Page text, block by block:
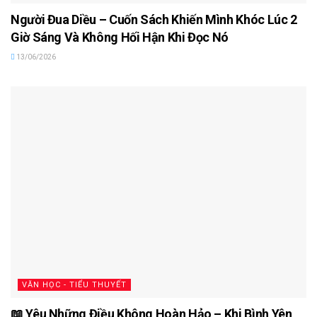
Người Đua Diều – Cuốn Sách Khiến Mình Khóc Lúc 2
Giờ Sáng Và Không Hối Hận Khi Đọc Nó
13/06/2026
VĂN HỌC - TIỂU THUYẾT
📖 Yêu Những Điều Không Hoàn Hảo – Khi Bình Yên